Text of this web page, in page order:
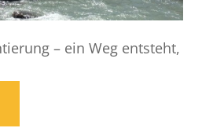
– ein Weg entsteht,